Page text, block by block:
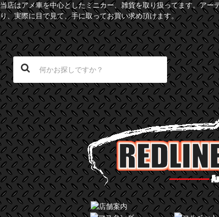
当店はアメ車を中心としたミニカー、雑貨を取り扱ってます。ア
り、実際に目で見て、手に取ってお買い求め頂けます。